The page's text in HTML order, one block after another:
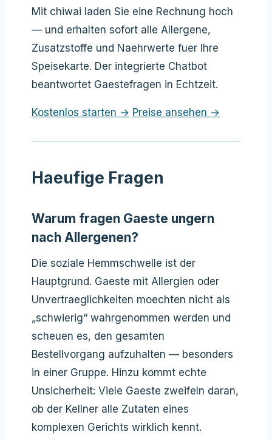
Mit chiwai laden Sie eine Rechnung hoch
— und erhalten sofort alle Allergene,
Zusatzstoffe und Naehrwerte fuer Ihre
Speisekarte. Der integrierte Chatbot
beantwortet Gaestefragen in Echtzeit.
Kostenlos starten → Preise ansehen →
Haeufige Fragen
Warum fragen Gaeste ungern
nach Allergenen?
Die soziale Hemmschwelle ist der
Hauptgrund. Gaeste mit Allergien oder
Unvertraeglichkeiten moechten nicht als
„schwierig“ wahrgenommen werden und
scheuen es, den gesamten
Bestellvorgang aufzuhalten — besonders
in einer Gruppe. Hinzu kommt echte
Unsicherheit: Viele Gaeste zweifeln daran,
ob der Kellner alle Zutaten eines
komplexen Gerichts wirklich kennt.